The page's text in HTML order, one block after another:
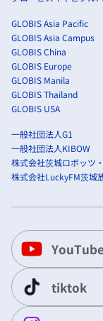
GLOBIS Asia Pacific
GLOBIS Asia Campus
GLOBIS China
GLOBIS Europe
GLOBIS Manila
GLOBIS Thailand
GLOBIS USA
一般社団法人G1
一般社団法人KIBOW
株式会社茨城ロボッツ
株式会社LuckyFM茨城
YouTube
tiktok